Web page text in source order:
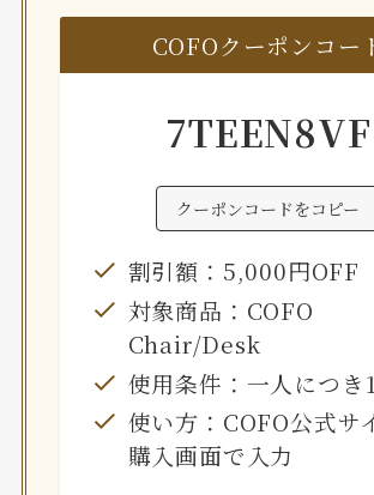
COFOクーポンコー
7TEEN8VF
クーポンコードをコピー
割引額：5,000円OFF
対象商品：COFO
Chair/Desk
使用条件：一人につき
使い方：COFO公式サ
購入画面で入力